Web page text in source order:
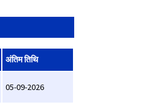
अंतिम तिथि
05-09-2026